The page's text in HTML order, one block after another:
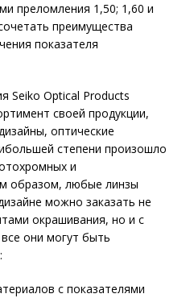
преломления 1,50; 1,60 и
преимущества
показателя
Seiko Optical Products
своей продукции,
оптические
степени произошло
и
образом, любые линзы
можно заказать не
окрашивания, но и с
они могут быть
c показателями